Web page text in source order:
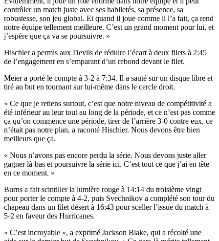
contrôler un match juste avec ses habiletés, sa présence, sa
robustesse, son jeu global. Et quand il joue comme il l’a fait, ça rend
notre équipe tellement meilleure. C’est un grand moment pour lui, et
j’espère que ça va se poursuivre. »
Hischier a permis aux Devils de réduire l’écart à deux filets à 2:45
de l’engagement en s’emparant d’un rebond devant le filet.
Meier a porté le compte à 3-2 à 7:34. Il a sauté sur un disque libre et
tiré au but en tournant sur lui-même dans le cercle droit.
« Ce que je retiens surtout, c’est que notre niveau de compétitivité a
été inférieur au leur tout au long de la période, et ce n’est pas comme
ça qu’on commence une période, tirer de l’arrière 3-0 contre eux, ce
n’était pas notre plan, a raconté Hischier. Nous devons être bien
meilleurs que ça.
« Nous n’avons pas encore perdu la série. Nous devons juste aller
gagner là-bas et poursuivre la série ici. C’est tout ce que j’ai en tête
en ce moment. »
Burns a fait scintiller la lumière rouge à 14:14 du troisième vingt
pour porter le compte à 4-2, puis Svechnikov a complété son tour du
chapeau dans un filet désert à 16:43 pour sceller l’issue du match à
5-2 en faveur des Hurricanes.
« C’est incroyable », a exprimé Jackson Blake, qui a récolté une